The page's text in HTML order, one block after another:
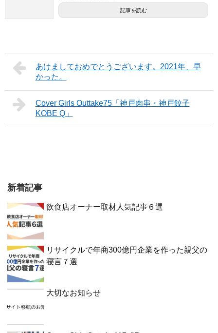
記事を読む
あけましておめでとうございます。2021年、早
かった。
Cover Girls Outtake75「神戸肉串・神戸餃子
KOBE Q」
新着記事
飲食店オーナー取材人気記事６選
リサイクルで年商300億円企業を作った親父の
寝言７選
大切なお知らせ